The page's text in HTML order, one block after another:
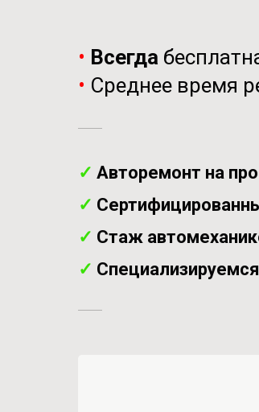
• Всегда
• Среднее время
✓ Авторемонт на
✓
✓ Стаж
✓